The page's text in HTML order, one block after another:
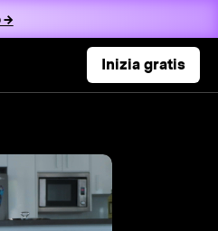
→
Inizia gratis